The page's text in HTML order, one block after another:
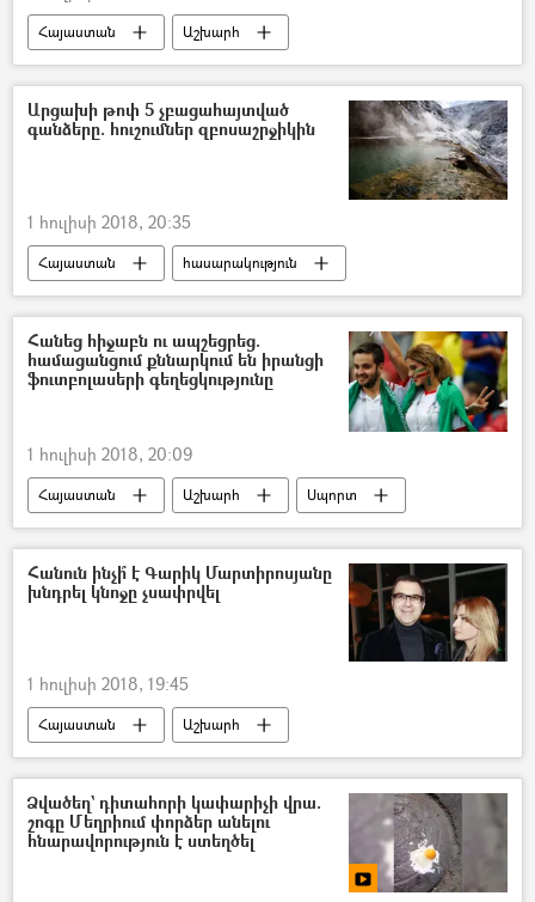
Հայաստան
Աշխարհ
Քաղաքականություն
Տնտեսություն
Ամերիկայի Միացյալ Նահանգներ
Արմեն Սարգսյան
Արցախի թոփ 5 չբացահայտված
գանձերը. հուշումներ զբոսաշրջիկին
1 հուլիսի 2018, 20:35
Հայաստան
հասարակություն
Զբոսաշրջություն
Արցախ
Հանեց հիջաբն ու ապշեցրեց.
համացանցում քննարկում են իրանցի
ֆուտբոլասերի գեղեցկությունը
1 հուլիսի 2018, 20:09
Հայաստան Աշխարհ
Սպորտ
Ռուսաստան
Իրանի Իսլամական Հանրապետություն
Հանուն ինչի՞ է Գարիկ Մարտիրոսյանը
խնդրել կնոջը չսափրվել
1 հուլիսի 2018, 19:45
Հայաստան
Աշխարհ
հասարակություն
Սպորտ
Ռուսաստան
Գարիկ Մարտիրոսյան
Շոումեն Գարիկ Մարտիրոսյան
Ձվածեղ` դիտահորի կափարիչի վրա.
շոգը Մեղրիում փորձեր անելու
հնարավորություն է ստեղծել